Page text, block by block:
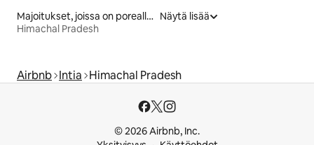
Majoitukset, joissa on poreallas
Himachal Pradesh
Näytä lisää
Airbnb Intia Himachal Pradesh
© 2026 Airbnb, Inc.